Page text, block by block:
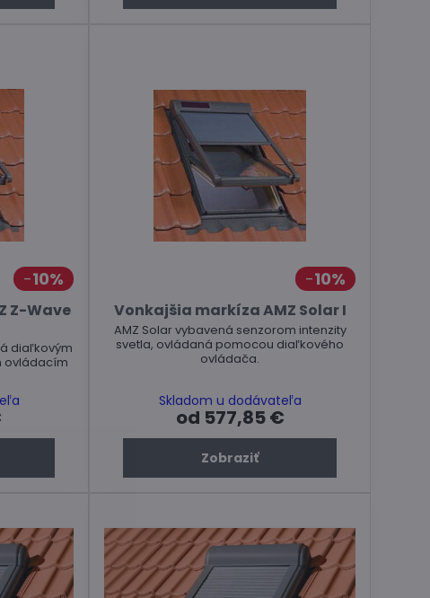
10%
Z-Wave
diaľkovým
ovládacím
10%
Vonkajšia markíza AMZ Solar I
AMZ Solar vybavená senzorom intenzity
svetla, ovládaná pomocou diaľkového
ovládača.
Skladom u dodávateľa
od 577,85 €
Zobraziť